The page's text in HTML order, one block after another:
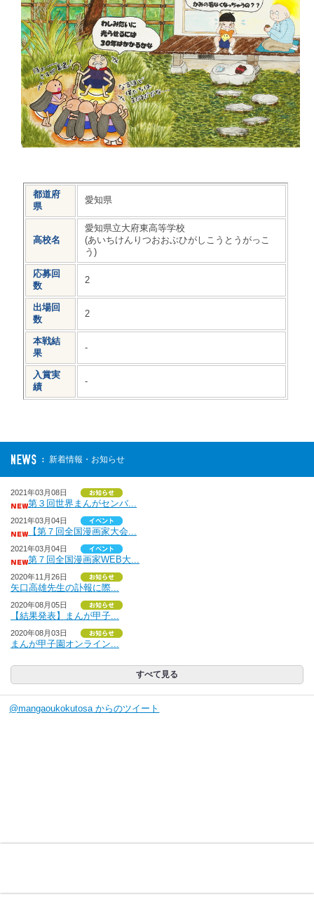
都道府
県
愛知県
高校名
愛知県立大府東高等学校
(あいちけんりつおおぶひがしこうとうがっこ
う)
応募回
数
2
出場回
数
2
本戦結
果
-
入賞実
績
-
新着情報・お知らせ
2021年03月08日
第３回世界まんがセンバ...
2021年03月04日
【第７回全国漫画家大会...
2021年03月04日
第７回全国漫画家WEB大...
2020年11月26日
矢口高雄先生の訃報に際...
2020年08月05日
【結果発表】まんが甲子...
2020年08月03日
まんが甲子園オンライン...
すべて見る
@mangaoukokutosa からのツイート